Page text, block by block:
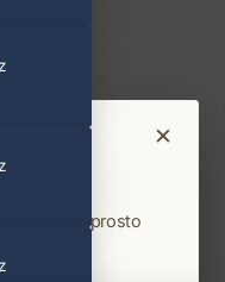
i koncerty
×
prosto